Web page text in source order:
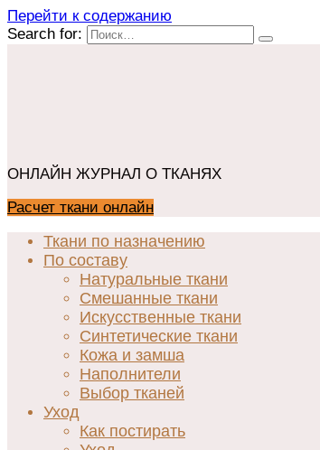
Перейти к содержанию
Search for:
ОНЛАЙН ЖУРНАЛ О ТКАНЯХ
Расчет ткани онлайн
Ткани по назначению
По составу
Натуральные ткани
Смешанные ткани
Искусственные ткани
Синтетические ткани
Кожа и замша
Наполнители
Выбор тканей
Уход
Как постирать